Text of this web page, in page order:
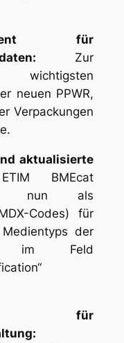
für
Zur
neuen PPWR,
Verpackungen
aktualisierte
BMEcat
nun als
Codes) für
der
im Feld
für